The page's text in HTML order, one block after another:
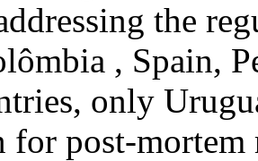
the
, Spain,
only
for post-